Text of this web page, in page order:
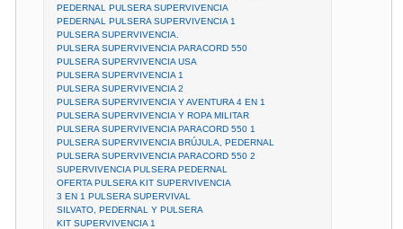
PEDERNAL PULSERA SUPERVIVENCIA
PEDERNAL PULSERA SUPERVIVENCIA 1
PULSERA SUPERVIVENCIA.
PULSERA SUPERVIVENCIA PARACORD 550
PULSERA SUPERVIVENCIA USA
PULSERA SUPERVIVENCIA 1
PULSERA SUPERVIVENCIA 2
PULSERA SUPERVIVENCIA Y AVENTURA 4 EN 1
PULSERA SUPERVIVENCIA Y ROPA MILITAR
PULSERA SUPERVIVENCIA PARACORD 550 1
PULSERA SUPERVIVENCIA BRÚJULA, PEDERNAL
PULSERA SUPERVIVENCIA PARACORD 550 2
SUPERVIVENCIA PULSERA PEDERNAL
OFERTA PULSERA KIT SUPERVIVENCIA
3 EN 1 PULSERA SUPERVIVAL
SILVATO, PEDERNAL Y PULSERA
KIT SUPERVIVENCIA 1